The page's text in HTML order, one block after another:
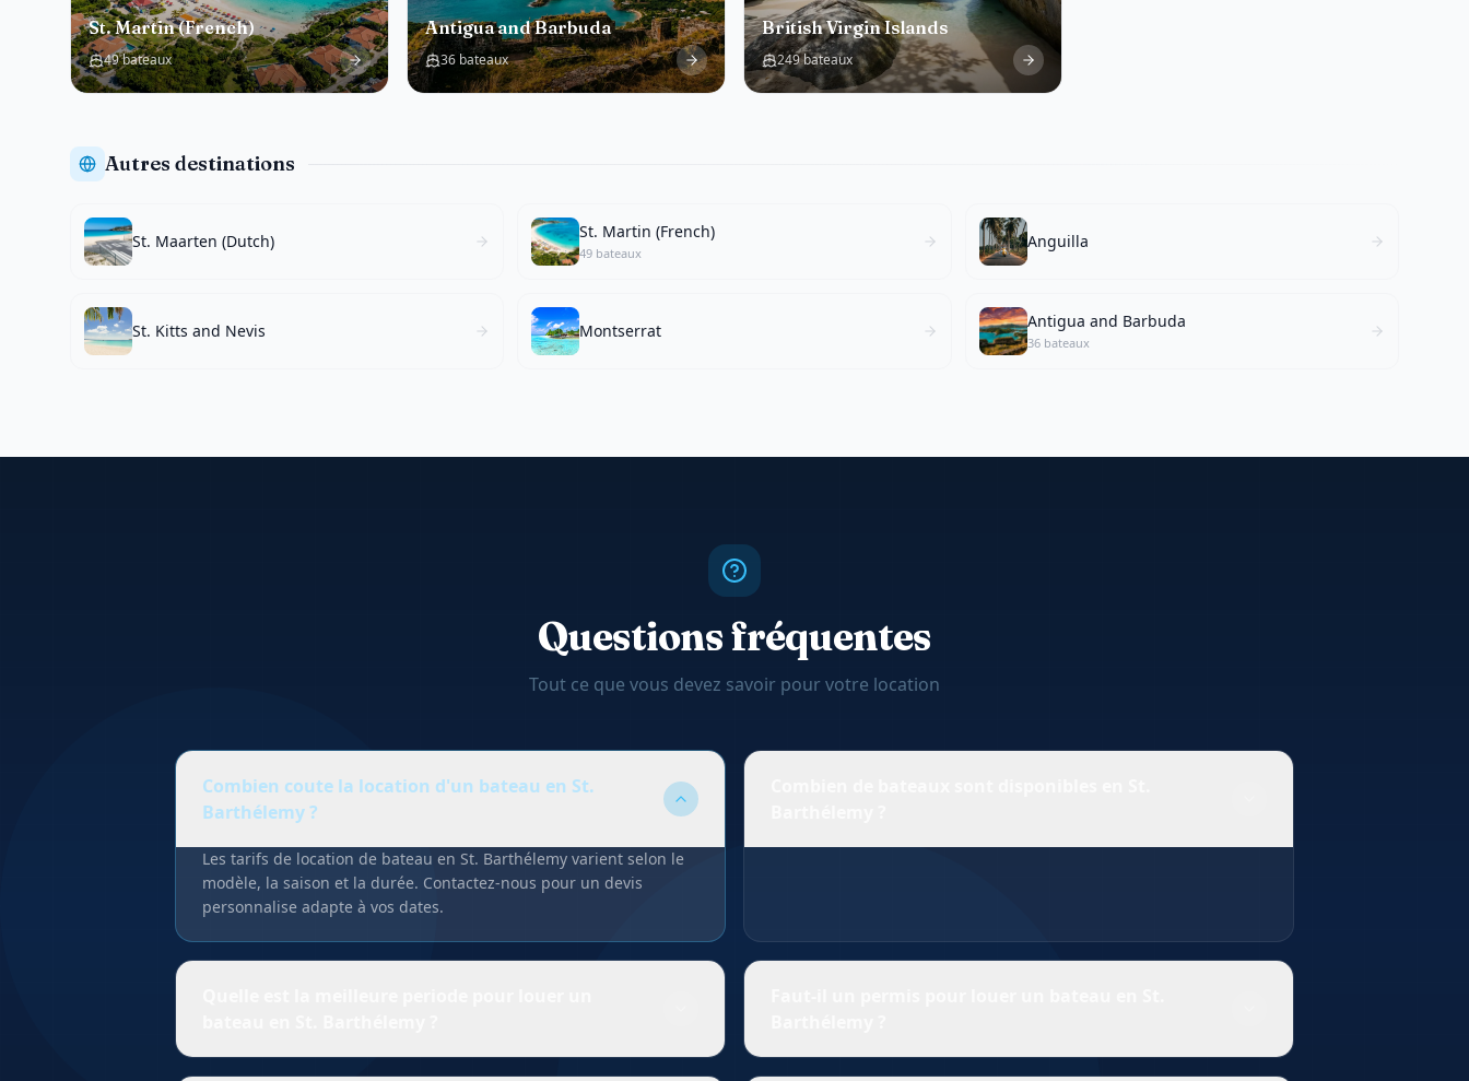
St. Martin (French)
49 bateaux
Antigua and Barbuda
36 bateaux
British Virgin Islands
249 bateaux
Autres destinations
St. Maarten (Dutch) St. Martin (French)
49 bateaux
Anguilla
St. Kitts and Nevis Montserrat Antigua and Barbuda
36 bateaux
Questions fréquentes
Tout ce que vous devez savoir pour votre location
Combien coute la location d'un bateau en St.
Barthélemy ?
Les tarifs de location de bateau en St. Barthélemy varient selon le
modèle, la saison et la durée. Contactez-nous pour un devis
personnalise adapte à vos dates.